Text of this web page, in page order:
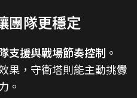
團隊更穩定
支援與戰場節奏控制 。
果，守衛塔則能主動挑釁
。